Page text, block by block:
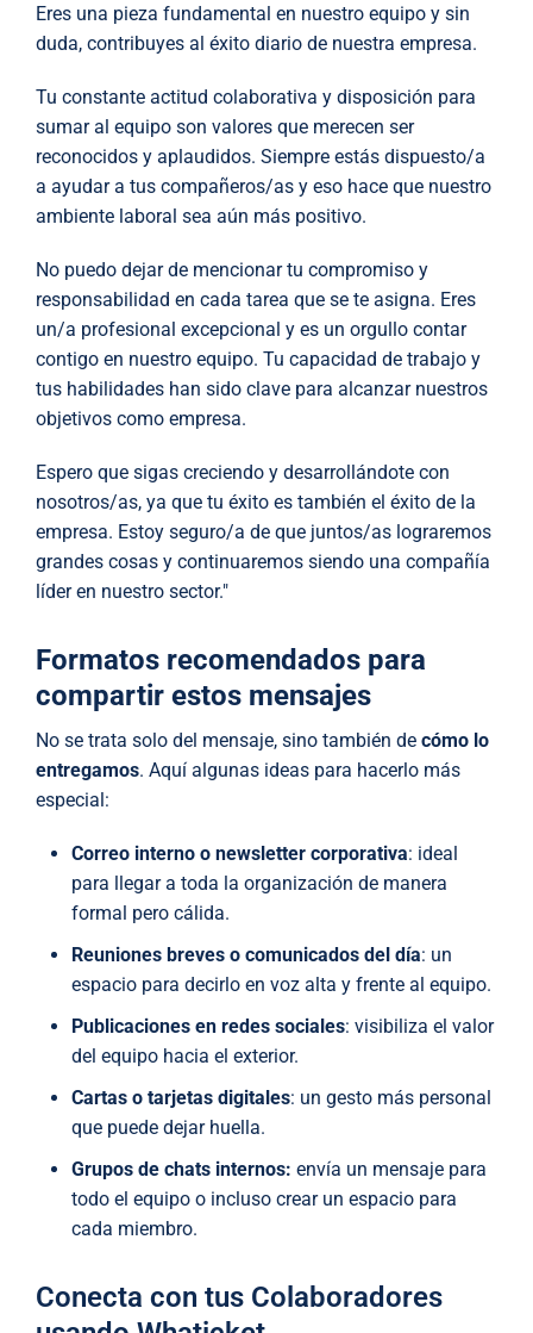
Eres una pieza fundamental en nuestro equipo y sin
duda, contribuyes al éxito diario de nuestra empresa.
Tu constante actitud colaborativa y disposición para
sumar al equipo son valores que merecen ser
reconocidos y aplaudidos. Siempre estás dispuesto/a
a ayudar a tus compañeros/as y eso hace que nuestro
ambiente laboral sea aún más positivo.
No puedo dejar de mencionar tu compromiso y
responsabilidad en cada tarea que se te asigna. Eres
un/a profesional excepcional y es un orgullo contar
contigo en nuestro equipo. Tu capacidad de trabajo y
tus habilidades han sido clave para alcanzar nuestros
objetivos como empresa.
Espero que sigas creciendo y desarrollándote con
nosotros/as, ya que tu éxito es también el éxito de la
empresa. Estoy seguro/a de que juntos/as lograremos
grandes cosas y continuaremos siendo una compañía
líder en nuestro sector."
Formatos recomendados para
compartir estos mensajes
No se trata solo del mensaje, sino también de cómo lo
entregamos. Aquí algunas ideas para hacerlo más
especial:
Correo interno o newsletter corporativa: ideal
para llegar a toda la organización de manera
formal pero cálida.
Reuniones breves o comunicados del día: un
espacio para decirlo en voz alta y frente al equipo.
Publicaciones en redes sociales: visibiliza el valor
del equipo hacia el exterior.
Cartas o tarjetas digitales: un gesto más personal
que puede dejar huella.
Grupos de chats internos: envía un mensaje para
todo el equipo o incluso crear un espacio para
cada miembro.
Conecta con tus Colaboradores